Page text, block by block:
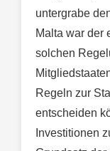
untergrabe
Malta war der
solchen
Regeln zur
entscheiden
Investitionen